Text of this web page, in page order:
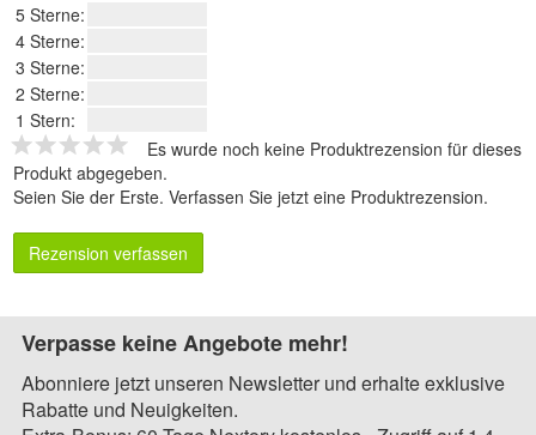
5 Sterne:
4 Sterne:
3 Sterne:
2 Sterne:
1 Stern:
Es wurde noch keine Produktrezension für dieses
Produkt abgegeben.
Seien Sie der Erste. Verfassen Sie jetzt eine Produktrezension.
Rezension verfassen
Verpasse keine Angebote mehr!
Abonniere jetzt unseren Newsletter und erhalte exklusive
Rabatte und Neuigkeiten.